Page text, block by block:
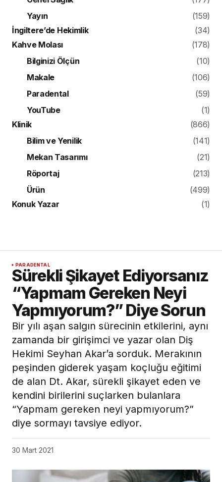
Yayın
(159)
İngiltere’de Hekimlik
(34)
Kahve Molası
(178)
Bilginizi Ölçün
(10)
Makale
(106)
Paradental
(59)
YouTube
(1)
Klinik
(866)
Bilim ve Yenilik
(141)
Mekan Tasarımı
(21)
Röportaj
(213)
Ürün
(499)
Konuk Yazar
(1)
PARADENTAL
Sürekli Şikayet Ediyorsanız
“Yapmam Gereken Neyi
Yapmıyorum?” Diye Sorun
Bir yılı aşan salgın sürecinin etkilerini, aynı
zamanda bir girişimci ve yazar olan Diş
Hekimi Seyhan Akar’a sorduk. Merakının
peşinden giderek yaşam koçluğu eğitimi
de alan Dt. Akar, sürekli şikayet eden ve
kendini birilerini suçlarken bulanlara
“Yapmam gereken neyi yapmıyorum?”
diye sormayı tavsiye ediyor.
30 Mart 2021